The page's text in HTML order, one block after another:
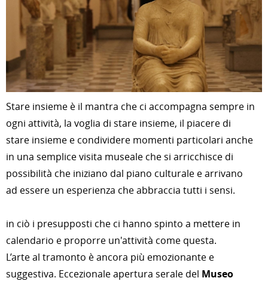
Stare insieme è il mantra che ci accompagna sempre in
ogni attività, la voglia di stare insieme, il piacere di
stare insieme e condividere momenti particolari anche
in una semplice visita museale che si arricchisce di
possibilità che iniziano dal piano culturale e arrivano
ad essere un esperienza che abbraccia tutti i sensi.
in ciò i presupposti che ci hanno spinto a mettere in
calendario e proporre un'attività come questa.
L’arte al tramonto è ancora più emozionante e
suggestiva. Eccezionale apertura serale del Museo